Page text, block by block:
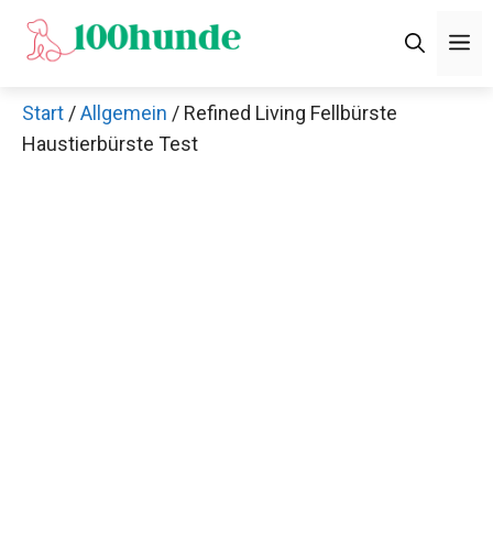
Zum
Inhalt
Start /Allgemein / Refined Living Fellbürste
Haustierbürste Test